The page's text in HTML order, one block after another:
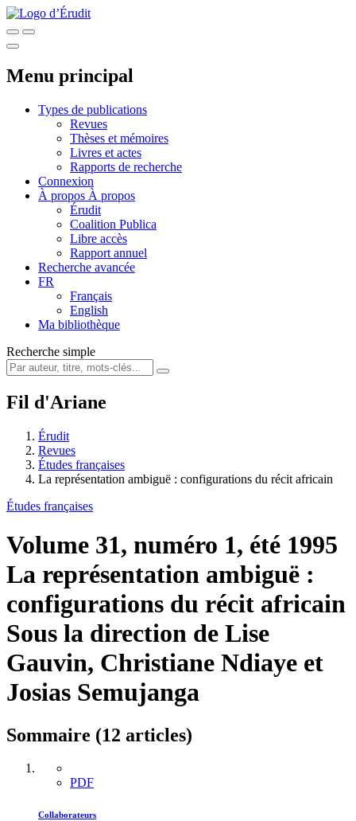
Menu principal
Types de publications
Revues
Thèses et mémoires
Livres et actes
Rapports de recherche
Connexion
À propos À propos
Érudit
Coalition Publica
Libre accès
Rapport annuel
Recherche avancée
FR
Français
English
Ma bibliothèque
Recherche simple
Fil d'Ariane
Érudit
Revues
Études françaises
La représentation ambiguë : configurations du récit africain
Études françaises
Volume 31, numéro 1, été 1995
La représentation ambiguë :
configurations du récit africain
Sous la direction de Lise
Gauvin, Christiane Ndiaye et
Josias Semujanga
Sommaire (12 articles)
PDF
Collaborateurs